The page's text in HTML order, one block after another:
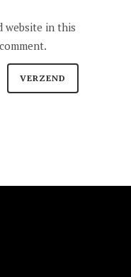
website in this